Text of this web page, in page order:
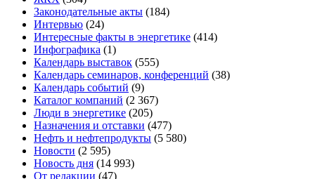
Законодательные акты (184)
Интервью (24)
Интересные факты в энергетике (414)
Инфографика (1)
Календарь выставок (555)
Календарь семинаров, конференций (38)
Календарь событий (9)
Каталог компаний (2 367)
Люди в энергетике (205)
Назначения и отставки (477)
Нефть и нефтепродукты (5 580)
Новости (2 595)
Новость дня (14 993)
От редакции (47)